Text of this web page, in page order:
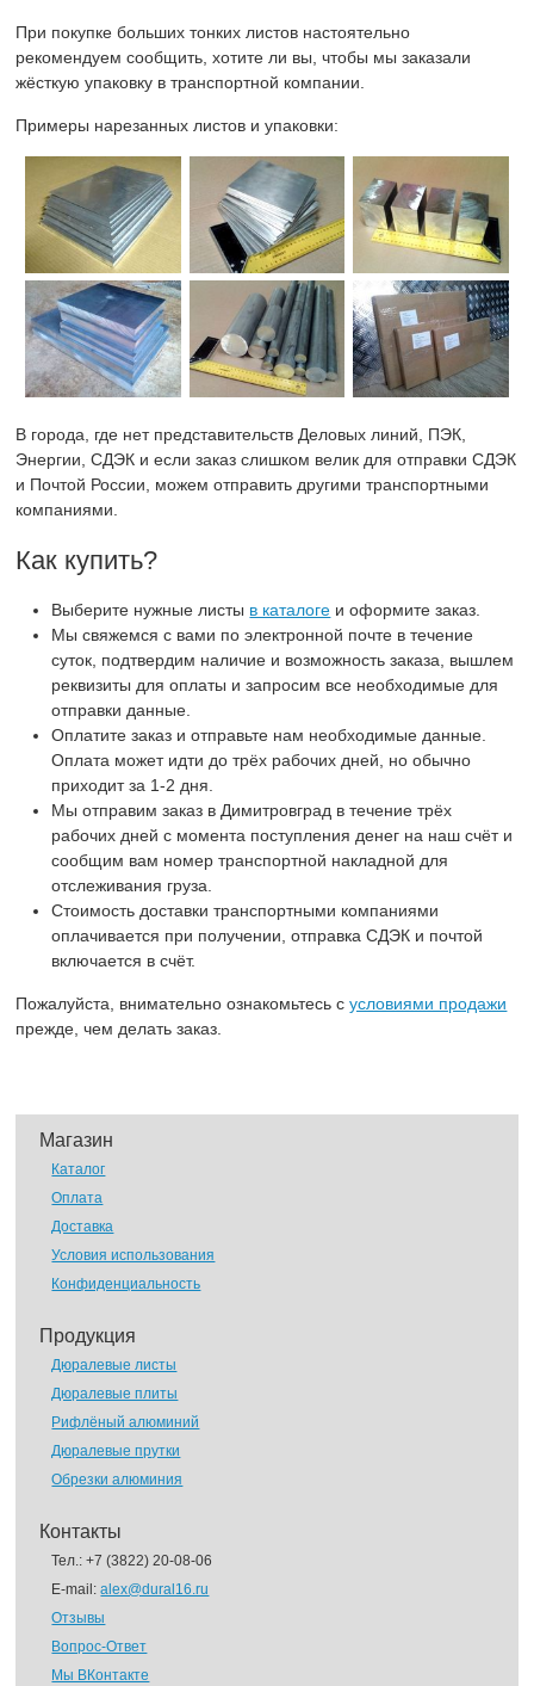
При покупке больших тонких листов настоятельно
рекомендуем сообщить, хотите ли вы, чтобы мы заказали
жёсткую упаковку в транспортной компании.
Примеры нарезанных листов и упаковки:
В города, где нет представительств Деловых линий, ПЭК,
Энергии, СДЭК и если заказ слишком велик для отправки СДЭК
и Почтой России, можем отправить другими транспортными
компаниями.
Как купить?
Выберите нужные листы в каталоге и оформите заказ.
Мы свяжемся с вами по электронной почте в течение
суток, подтвердим наличие и возможность заказа, вышлем
реквизиты для оплаты и запросим все необходимые для
отправки данные.
Оплатите заказ и отправьте нам необходимые данные.
Оплата может идти до трёх рабочих дней, но обычно
приходит за 1-2 дня.
Мы отправим заказ в Димитровград в течение трёх
рабочих дней с момента поступления денег на наш счёт и
сообщим вам номер транспортной накладной для
отслеживания груза.
Стоимость доставки транспортными компаниями
оплачивается при получении, отправка СДЭК и почтой
включается в счёт.
Пожалуйста, внимательно ознакомьтесь сусловиями продажи
прежде, чем делать заказ.
Магазин
Каталог
Оплата
Доставка
Условия использования
Конфиденциальность
Продукция
Дюралевые листы
Дюралевые плиты
Рифлёный алюминий
Дюралевые прутки
Обрезки алюминия
Контакты
Тел.:+7 (3822) 20-08-06
E-mail:alex@dural16.ru
Отзывы
Вопрос-Ответ
Мы ВКонтакте